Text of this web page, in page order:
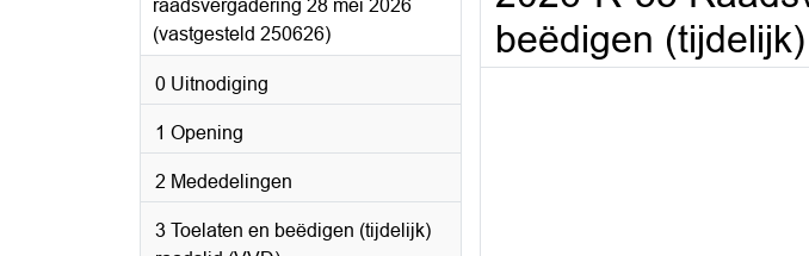
raadsvergadering 28 mei 2026
(vastgesteld 250626)
0 Uitnodiging
1 Opening
2 Mededelingen
3 Toelaten en beëdigen (tijdelijk)
beëdigen